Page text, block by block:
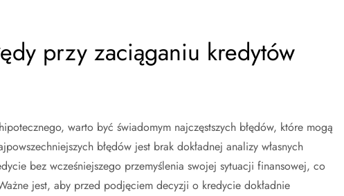
przy zaciąganiu kredytów
warto być świadomym najczęstszych błędów, które mogą
błędów jest brak dokładnej analizy własnych
bez wcześniejszego przemyślenia swojej sytuacji finansowej, co
jest, aby przed podjęciem decyzji o kredycie dokładnie